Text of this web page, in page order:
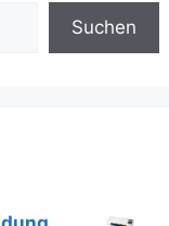
Suchen